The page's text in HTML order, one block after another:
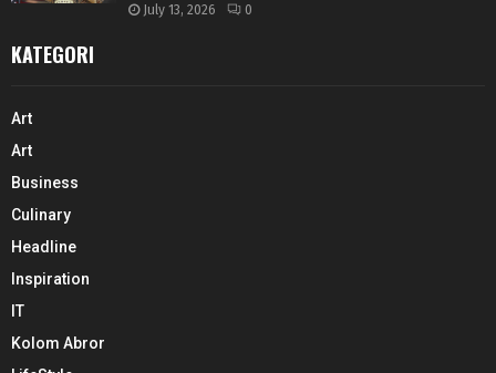
July 13, 2026 0
KATEGORI
Art
Art
Business
Culinary
Headline
Inspiration
IT
Kolom Abror